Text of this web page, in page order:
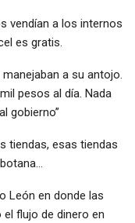
vendían a los internos
es gratis.
a su antojo.
pesos al día. Nada
gobierno”
tiendas, esas tiendas
León en donde las
flujo de dinero en